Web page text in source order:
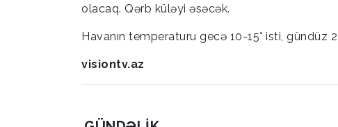
olacaq. Qərb küləyi əsəcək.
Havanın temperaturu gecə 10-15° isti, gündüz
visiontv.az